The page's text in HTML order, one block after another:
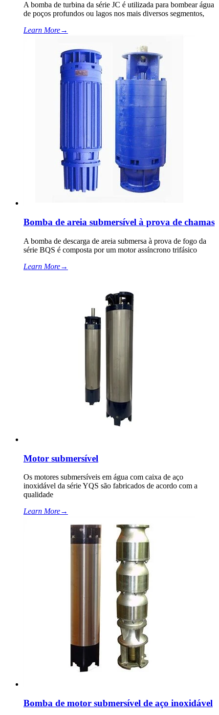
A bomba de turbina da série JC é utilizada para bombear água
de poços profundos ou lagos nos mais diversos segmentos,
Learn More→
Bomba de areia submersível à prova de chamas
A bomba de descarga de areia submersa à prova de fogo da
série BQS é composta por um motor assíncrono trifásico
Learn More→
Motor submersível
Os motores submersíveis em água com caixa de aço
inoxidável da série YQS são fabricados de acordo com a
qualidade
Learn More→
Bomba de motor submersível de aço inoxidável